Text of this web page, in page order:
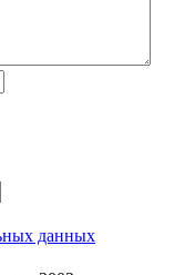
данных